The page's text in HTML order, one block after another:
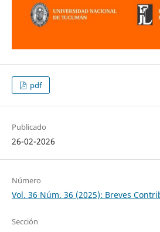
pdf
Publicado
26-02-2026
Número
Vol. 36 Núm. 36 (2025): Breves
Sección